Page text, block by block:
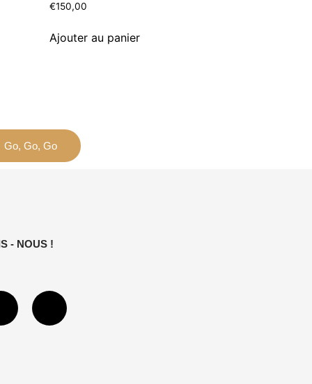
€150,00
Ajouter au panier
Go, Go, Go
- NOUS !